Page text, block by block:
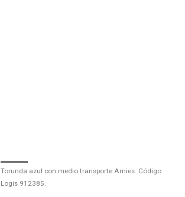
Torunda azul con medio transporte Amies. Código
Logis 912385.